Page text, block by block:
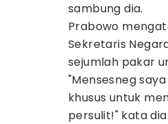
sambung dia.
Prabowo
Sekretaris
sejumlah pakar
"Mensesneg
khusus untuk
persulit!" kata dia.